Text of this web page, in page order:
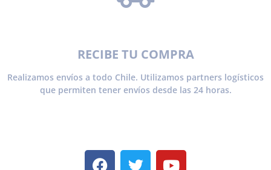
RECIBE TU COMPRA
Realizamos envíos a todo Chile. Utilizamos partners logísticos
que permiten tener envíos desde las 24 horas.